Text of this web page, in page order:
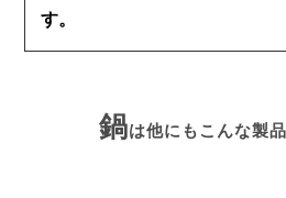
す。
鍋は他にもこんな製